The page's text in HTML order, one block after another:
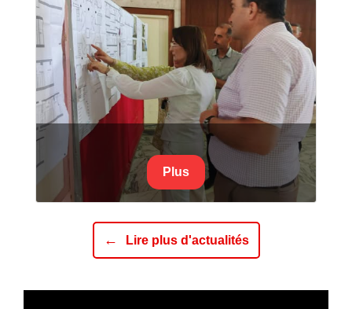
Plus
← Lire plus d'actualités